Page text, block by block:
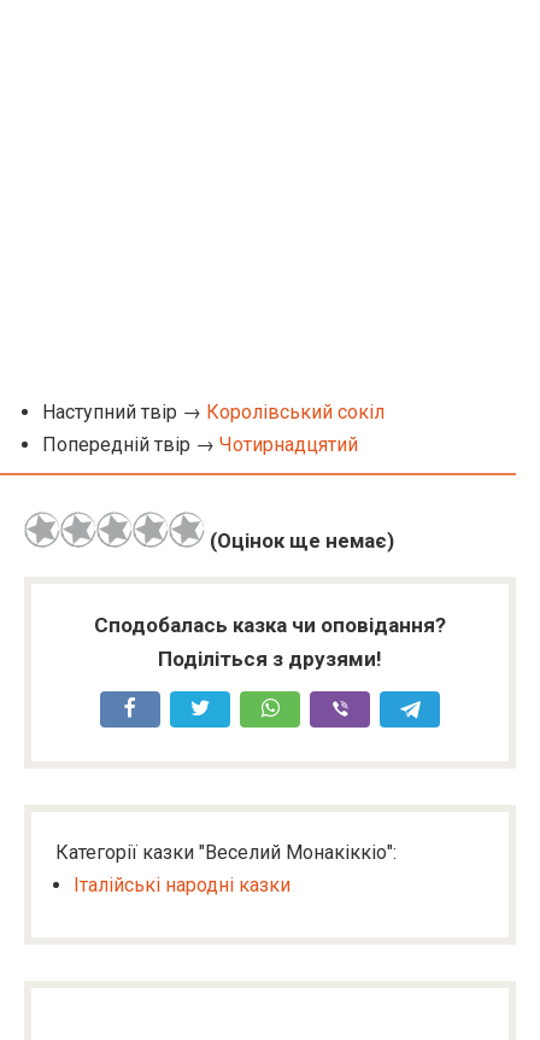
Наступний твір → Королівський сокіл
Попередній твір → Чотирнадцятий
(Оцінок ще немає)
Сподобалась казка чи оповідання?
Поділіться з друзями!
Категорії казки "Веселий Монакіккіо":
Італійські народні казки